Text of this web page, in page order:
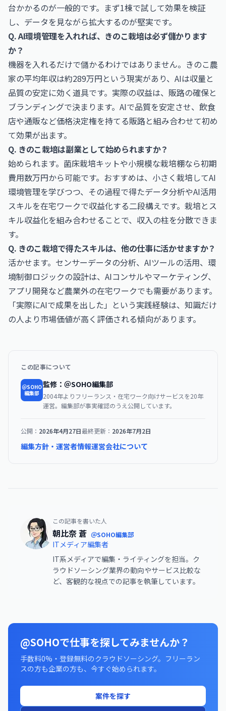
台かかるのが一般的です。まず1棟で試して効果を検証
し、データを見ながら拡大するのが堅実です。
Q. AI環境管理を入れれば、きのこ栽培は必ず儲かります
か？
機器を入れるだけで儲かるわけではありません。きのこ農
家の平均年収は約289万円という現実があり、AIは収量と
品質の安定に効く道具です。実際の収益は、販路の確保と
ブランディングで決まります。AIで品質を安定させ、飲食
店や通販など価格決定権を持てる販路と組み合わせて初め
て効果が出ます。
Q. きのこ栽培は副業として始められますか？
始められます。菌床栽培キットや小規模な栽培棚なら初期
費用数万円から可能です。おすすめは、小さく栽培してAI
環境管理を学びつつ、その過程で得たデータ分析やAI活用
スキルを在宅ワークで収益化する二段構えです。栽培とス
キル収益化を組み合わせることで、収入の柱を分散できま
す。
Q. きのこ栽培で得たスキルは、他の仕事に活かせますか？
活かせます。センサーデータの分析、AIツールの活用、環
境制御ロジックの設計は、AIコンサルやマーケティング、
アプリ開発など農業外の在宅ワークでも需要があります。
「実際にAIで成果を出した」という実践経験は、知識だけ
の人より市場価値が高く評価される傾向があります。
この記事について
＠SOHO
編集部
監修：＠SOHO編集部
2004年よりフリーランス・在宅ワーク向けサービスを20年
運営。編集部が事実確認のうえ公開しています。
公開： 2026年4月27日最終更新： 2026年7月2日
編集方針・運営者情報運営会社について
この記事を書いた人
朝比奈 蒼 ＠SOHO編集部
ITメディア編集者
IT系メディアで編集・ライティングを担当。ク
ラウドソーシング業界の動向やサービス比較な
ど、客観的な視点での記事を執筆しています。
@SOHOで仕事を探してみませんか？
手数料0%・登録無料のクラウドソーシング。フリーラン
スの方も企業の方も、今すぐ始められます。
案件を探す